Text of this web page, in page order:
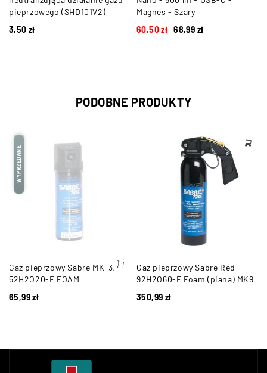
pieprzowego (SHD101V2)
3,50 zł
Magnes - Szary
68,99zł
60,50zł
PODOBNE PRODUKTY
WYPRZEDANE
Gaz pieprzowy Sabre MK-3.5
52H2O20-F FOAM
65,99zł
Gaz pieprzowy Sabre Red
92H2O60-F Foam (piana) MK9
350,99 zł